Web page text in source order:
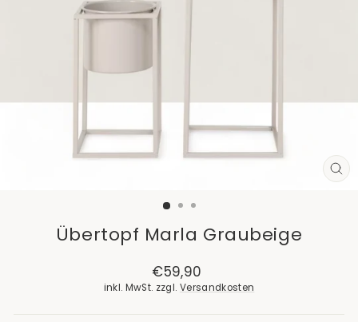
Übertopf Marla Graubeige
Normaler
Preis
€59,90
inkl. MwSt. zzgl. Versandkosten